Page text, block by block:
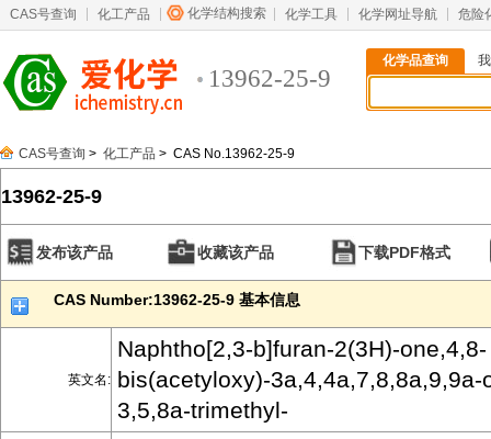
CAS号查询 化工产品 化学结构搜索 化学工具 化学网址导航 危险
13962-25-9
化学品查询
CAS号查询 > 化工产品 > CAS No.13962-25-9
13962-25-9
发布该产品 收藏该产品 下载PDF格式
CAS Number:13962-25-9 基本信息
英文名:
Naphtho[2,3-b]furan-2(3H)-one,4,8-
bis(acetyloxy)-3a,4,4a,7,8,8a,9,9a-
3,5,8a-trimethyl-